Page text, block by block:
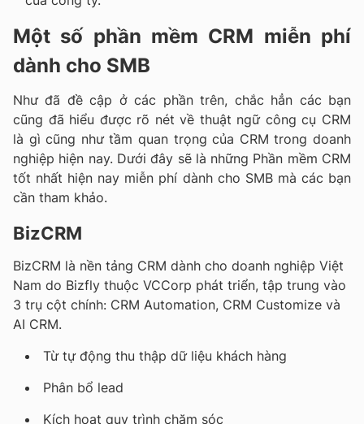
Một số phần mềm CRM miễn phí
dành cho SMB
Như đã đề cập ở các phần trên, chắc hẳn các bạn
cũng đã hiểu được rõ nét về thuật ngữ công cụ CRM
là gì cũng như tầm quan trọng của CRM trong doanh
nghiệp hiện nay. Dưới đây sẽ là những Phần mềm CRM
tốt nhất hiện nay miễn phí dành cho SMB mà các bạn
cần tham khảo.
BizCRM
BizCRM là nền tảng CRM dành cho doanh nghiệp Việt
Nam do Bizfly thuộc VCCorp phát triển, tập trung vào
3 trụ cột chính: CRM Automation, CRM Customize và
AI CRM.
Từ tự động thu thập dữ liệu khách hàng
Phân bổ lead
Kích hoạt quy trình chăm sóc